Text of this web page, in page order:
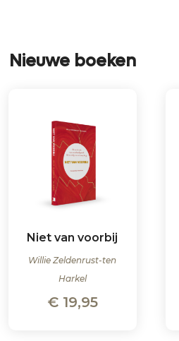
Nieuwe boeken
Niet van voorbij
Willie Zeldenrust-ten
Harkel
€19,95